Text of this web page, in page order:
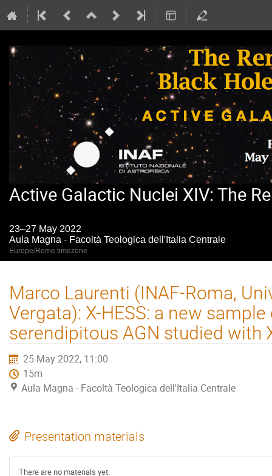
Active Galactic Nuclei XIV: The
23–27 May 2022
Aula Magna - Facoltà Teologica dell'Italia Centrale
Europe/Rome timezone
Marco Laurenti (INAF-Roma,
Vergata): X-HESS: a new
serendipitous AGN studied with
25 May 2022, 11:00
15m
Aula Magna - Facoltà Teologica dell'Italia Centrale
Presentation materials
There are no materials yet.